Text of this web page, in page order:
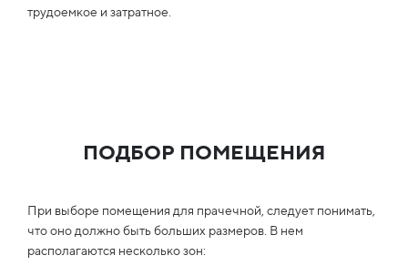
трудоемкое и затратное.
ПОДБОР ПОМЕЩЕНИЯ
При выборе помещения для прачечной, следует понимать,
что оно должно быть больших размеров. В нем
располагаются несколько зон: